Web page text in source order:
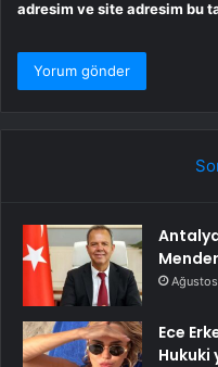
adresim ve site adresim bu
Ece